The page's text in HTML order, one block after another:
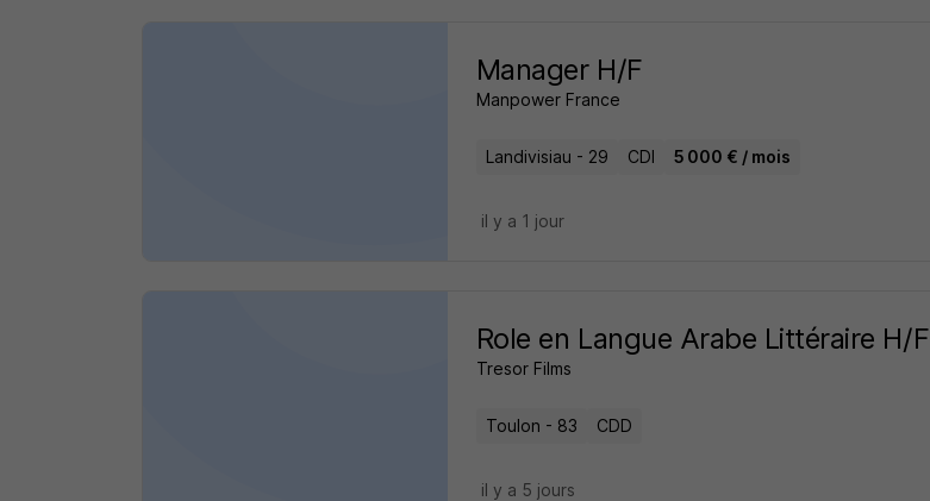
Manager H/F
Manpower France
Landivisiau - 29 CDI 5 000 € / mois
il y a 1 jour
Role en Langue Arabe Littéraire H/F
Tresor Films
Toulon - 83 CDD
il y a 5 jours